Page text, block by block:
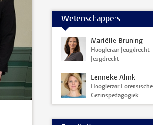
Wetenschappers
Mariëlle Bruning
Hoogleraar Jeugdrecht
Jeugdrecht
Lenneke Alink
Hoogleraar Forensische
Gezinspedagogiek